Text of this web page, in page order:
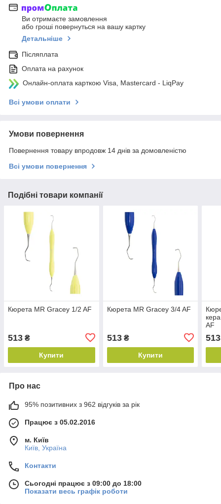
Ви отримаєте замовлення
або гроші повернуться на вашу картку
Детальніше
Післяплата
Оплата на рахунок
Онлайн-оплата карткою Visa, Mastercard - LiqPay
Всі умови оплати
Умови повернення
Повернення товару впродовж 14 днів за домовленістю
Всі умови повернення
Подібні товари компанії
Кюрета MR Gracey 1/2 AF
513 ₴
Купити
Кюрета MR Gracey 3/4 AF
513₴
Купити
AF
513
Про нас
95% позитивних з 962 відгуків за рік
Працює з 05.02.2016
м. Київ
Київ, Україна
Контакти
Сьогодні працює з 09:00 до 18:00
Показати весь графік роботи